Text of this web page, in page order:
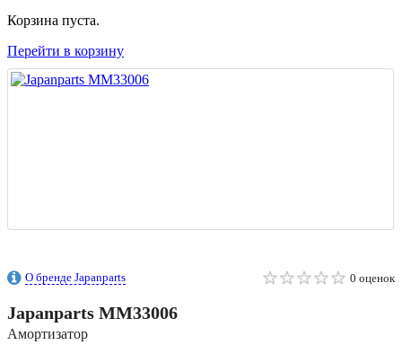
Корзина пуста.
Перейти в корзину
О бренде Japanparts 0 оценок
Japanparts MM33006
Амортизатор